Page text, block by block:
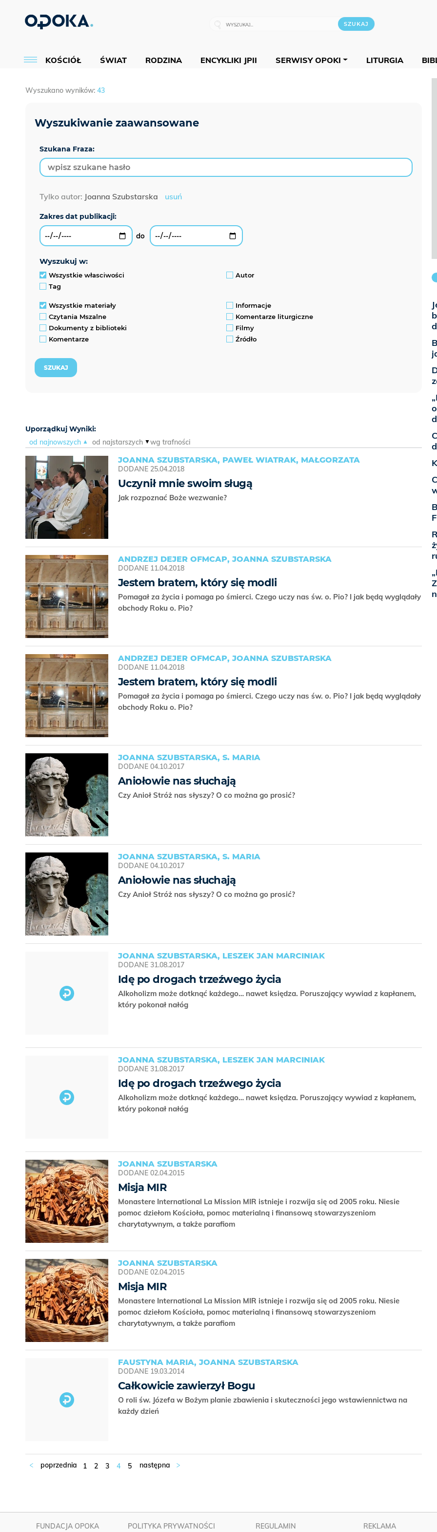
KOŚCIÓŁ ŚWIAT RODZINA ENCYKLIKI JPII SERWISY OPOKI LITURGIA
Wyszukano wyników: 43
Szukana Fraza:
Tylko autor: Joanna Szubstarska usuń
wyszukuj w:
Wszystkie własciwości
Autor
Tag
Wszystkie materiały
Informacje
Czytania Mszalne
Komentarze liturgiczne
Dokumenty z biblioteki
Filmy
Komentarze
Źródło
Uporządkuj Wyniki:
od najnowszych
od najstarszych wg trafności
JOANNA SZUBSTARSKA, PAWEŁ WIATRAK, MAŁGORZATA
DODANE 25.04.2018
Uczynił mnie swoim sługą
Jak rozpoznać Boże wezwanie?
ANDRZEJ DEJER OFMCAP, JOANNA SZUBSTARSKA
DODANE 11.04.2018
Jestem bratem, który się modli
Pomagał za życia i pomaga po śmierci. Czego uczy nas św. o. Pio? I jak będą wyglądały
obchody Roku o. Pio?
ANDRZEJ DEJER OFMCAP, JOANNA SZUBSTARSKA
DODANE 11.04.2018
Jestem bratem, który się modli
Pomagał za życia i pomaga po śmierci. Czego uczy nas św. o. Pio? I jak będą wyglądały
obchody Roku o. Pio?
JOANNA SZUBSTARSKA, S. MARIA
DODANE 04.10.2017
Aniołowie nas słuchają
Czy Anioł Stróż nas słyszy? O co można go prosić?
JOANNA SZUBSTARSKA, S. MARIA
DODANE 04.10.2017
Aniołowie nas słuchają
Czy Anioł Stróż nas słyszy? O co można go prosić?
JOANNA SZUBSTARSKA, LESZEK JAN MARCINIAK
DODANE 31.08.2017
Idę po drogach trzeźwego życia
Alkoholizm może dotknąć każdego… nawet księdza. Poruszający wywiad z kapłanem,
który pokonał nałóg
JOANNA SZUBSTARSKA, LESZEK JAN MARCINIAK
DODANE 31.08.2017
Idę po drogach trzeźwego życia
Alkoholizm może dotknąć każdego… nawet księdza. Poruszający wywiad z kapłanem,
który pokonał nałóg
JOANNA SZUBSTARSKA
DODANE 02.04.2015
Misja MIR
Monastere International La Mission MIR istnieje i rozwija się od 2005 roku. Niesie
pomoc dziełom Kościoła, pomoc materialną i finansową stowarzyszeniom
charytatywnym, a także parafiom
JOANNA SZUBSTARSKA
DODANE 02.04.2015
Misja MIR
Monastere International La Mission MIR istnieje i rozwija się od 2005 roku. Niesie
pomoc dziełom Kościoła, pomoc materialną i finansową stowarzyszeniom
charytatywnym, a także parafiom
FAUSTYNA MARIA, JOANNA SZUBSTARSKA
DODANE 19.03.2014
Całkowicie zawierzył Bogu
O roli św. Józefa w Bożym planie zbawienia i skuteczności jego wstawiennictwa na
każdy dzień
1 2 3 4 5
FUNDACJA OPOKA POLITYKA PRYWATNOŚCI REGULAMIN REKLAMA